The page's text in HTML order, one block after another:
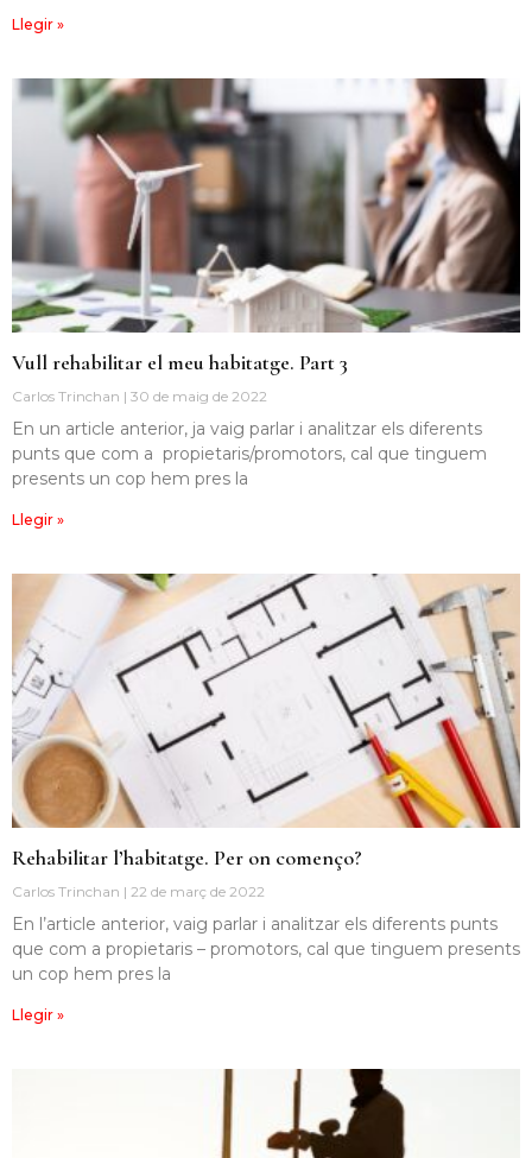
Llegir »
Vull rehabilitar el meu habitatge. Part 3
Carlos Trinchan 30 de maig de 2022
En un article anterior, ja vaig parlar i analitzar els diferents
punts que com a propietaris/promotors, cal que tinguem
presents un cop hem pres la
Llegir »
Rehabilitar l’habitatge. Per on començo?
Carlos Trinchan 22 de març de 2022
En l’article anterior, vaig parlar i analitzar els diferents punts
que com a propietaris – promotors, cal que tinguem presents
un cop hem pres la
Llegir »